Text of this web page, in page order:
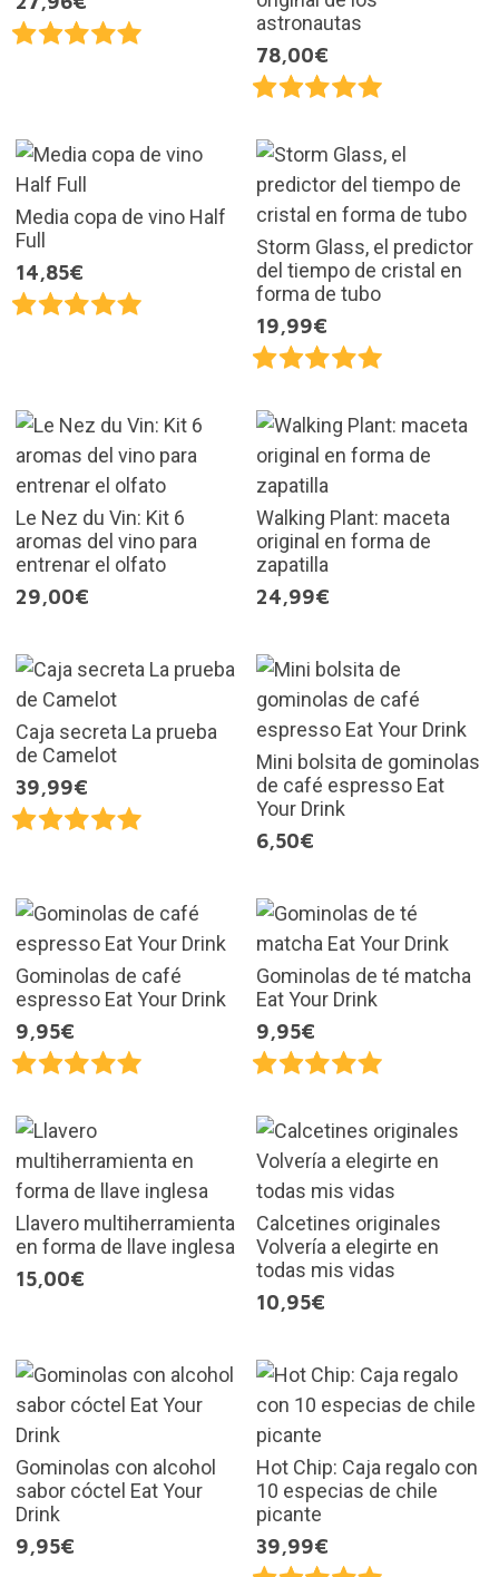
astronautas
78,00€
Media copa de vino Half
Full
14,85€
Storm Glass, el predictor
del tiempo de cristal en
forma de tubo
19,99€
Le Nez du Vin: Kit 6
aromas del vino para
entrenar el olfato
29,00€
Walking Plant: maceta
original en forma de
zapatilla
24,99€
Caja secreta La prueba
de Camelot
39,99€
Mini bolsita de gominolas
de café espresso Eat
Your Drink
6,50€
Gominolas de café
espresso Eat Your Drink
9,95€
Gominolas de té matcha
Eat Your Drink
9,95€
Llavero multiherramienta
en forma de llave inglesa
15,00€
Calcetines originales
Volvería a elegirte en
todas mis vidas
10,95€
Gominolas con alcohol
sabor cóctel Eat Your
Drink
9,95€
Hot Chip: Caja regalo con
10 especias de chile
picante
39,99€